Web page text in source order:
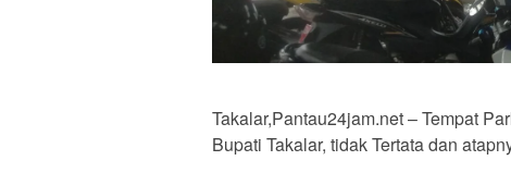
Takalar,Pantau24jam.net – Tempat
Bupati Takalar, tidak Tertata dan